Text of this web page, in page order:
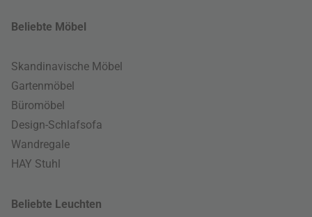
Beliebte Möbel
Skandinavische Möbel
Gartenmöbel
Büromöbel
Design-Schlafsofa
Wandregale
HAY Stuhl
Beliebte Leuchten